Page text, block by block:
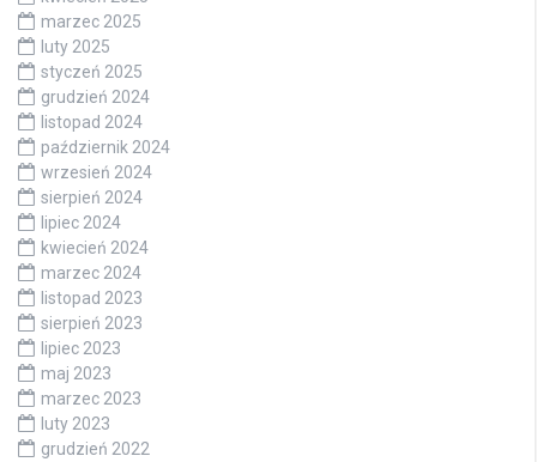
marzec 2025
luty 2025
styczeń 2025
grudzień 2024
listopad 2024
październik 2024
wrzesień 2024
sierpień 2024
lipiec 2024
kwiecień 2024
marzec 2024
listopad 2023
sierpień 2023
lipiec 2023
maj 2023
marzec 2023
luty 2023
grudzień 2022